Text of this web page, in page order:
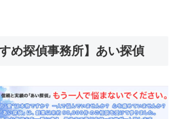
め探偵事務所】あい探偵